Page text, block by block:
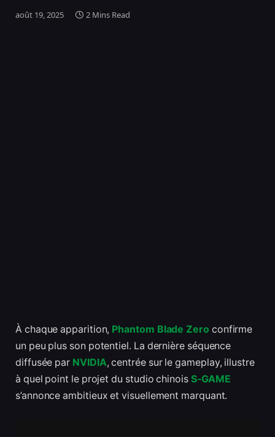
août 19, 2025 2 Mins Read
À chaque apparition, Phantom Blade Zero confirme
un peu plus son potentiel. La dernière séquence
diffusée par NVIDIA, centrée sur le gameplay, illustre
à quel point le projet du studio chinoisS-GAME
s’annonce ambitieux et visuellement marquant.